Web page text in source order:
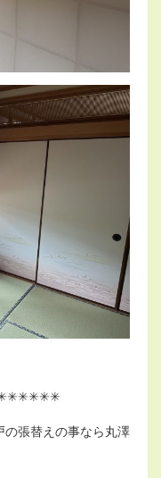
の張替えの事なら丸澤